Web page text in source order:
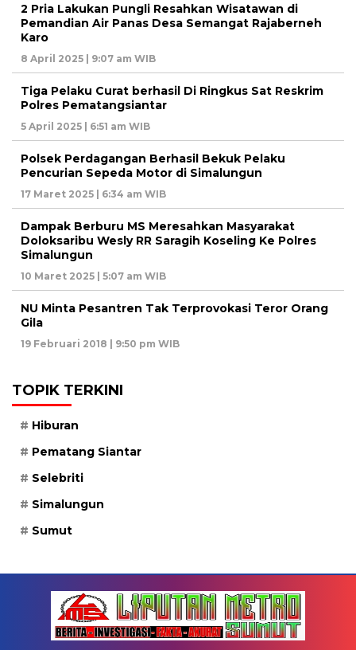
2 Pria Lakukan Pungli Resahkan Wisatawan di
Pemandian Air Panas Desa Semangat Rajaberneh
Karo
8 April 2025 | 9:07 am WIB
Tiga Pelaku Curat berhasil Di Ringkus Sat Reskrim
Polres Pematangsiantar
5 April 2025 | 6:51 am WIB
Polsek Perdagangan Berhasil Bekuk Pelaku
Pencurian Sepeda Motor di Simalungun
17 Maret 2025 | 6:34 am WIB
Dampak Berburu MS Meresahkan Masyarakat
Doloksaribu Wesly RR Saragih Koseling Ke Polres
Simalungun
10 Maret 2025 | 5:07 am WIB
NU Minta Pesantren Tak Terprovokasi Teror Orang
Gila
19 Februari 2018 | 9:50 pm WIB
TOPIK TERKINI
Hiburan
Pematang Siantar
Selebriti
Simalungun
Sumut